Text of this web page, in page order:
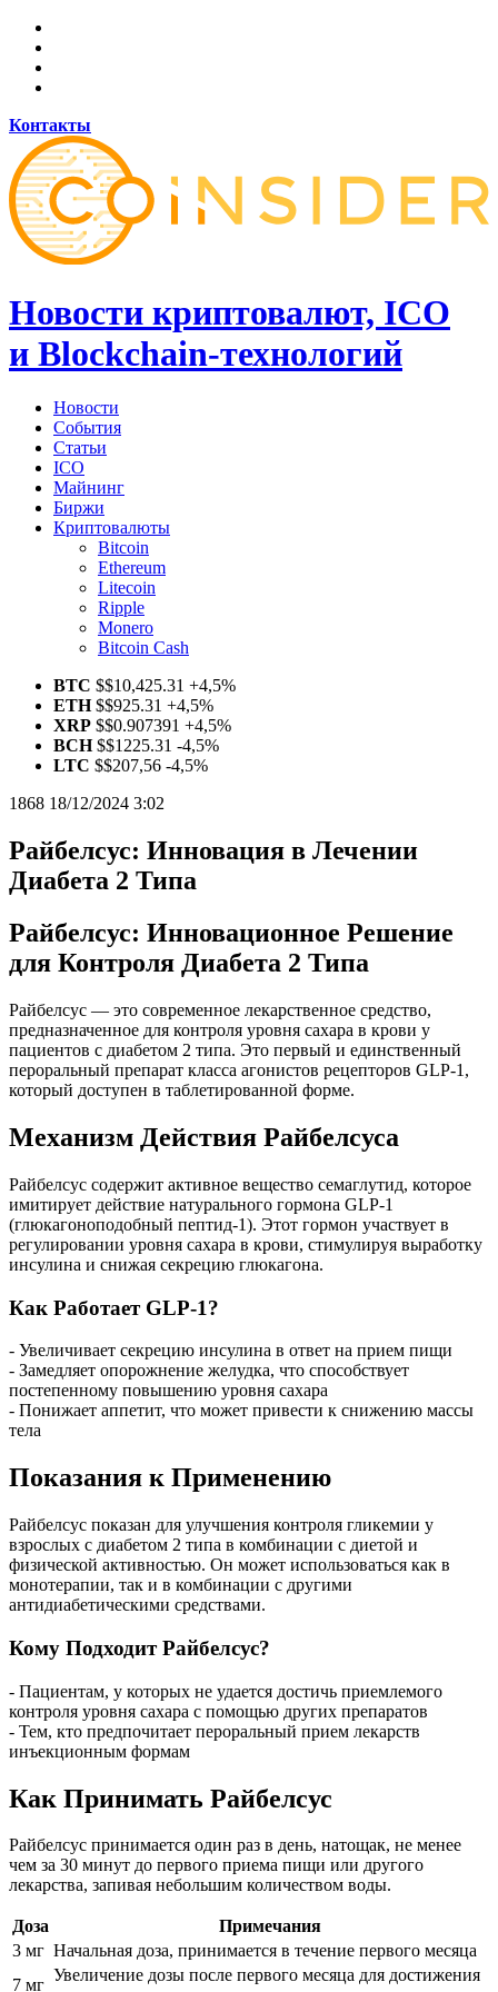
Контакты
Новости криптовалют, ICO
и Blockchain-технологий
Новости
События
Статьи
ICO
Майнинг
Биржи
Криптовалюты
Bitcoin
Ethereum
Litecoin
Ripple
Monero
Bitcoin Cash
BTC $$10,425.31 +4,5%
ETH$$925.31 +4,5%
XRP $$0.907391 +4,5%
BCH$$1225.31 -4,5%
LTC $$207,56 -4,5%
1868 18/12/2024 3:02
Райбелсус: Инновация в Лечении
Диабета 2 Типа
Райбелсус: Инновационное Решение
для Контроля Диабета 2 Типа
Райбелсус — это современное лекарственное средство,
предназначенное для контроля уровня сахара в крови у
пациентов с диабетом 2 типа. Это первый и единственный
пероральный препарат класса агонистов рецепторов GLP-1,
который доступен в таблетированной форме.
Механизм Действия Райбелсуса
Райбелсус содержит активное вещество семаглутид, которое
имитирует действие натурального гормона GLP-1
(глюкагоноподобный пептид-1). Этот гормон участвует в
регулировании уровня сахара в крови, стимулируя выработку
инсулина и снижая секрецию глюкагона.
Как Работает GLP-1?
- Увеличивает секрецию инсулина в ответ на прием пищи
- Замедляет опорожнение желудка, что способствует
постепенному повышению уровня сахара
- Понижает аппетит, что может привести к снижению массы
тела
Показания к Применению
Райбелсус показан для улучшения контроля гликемии у
взрослых с диабетом 2 типа в комбинации с диетой и
физической активностью. Он может использоваться как в
монотерапии, так и в комбинации с другими
антидиабетическими средствами.
Кому Подходит Райбелсус?
- Пациентам, у которых не удается достичь приемлемого
контроля уровня сахара с помощью других препаратов
- Тем, кто предпочитает пероральный прием лекарств
инъекционным формам
Как Принимать Райбелсус
Райбелсус принимается один раз в день, натощак, не менее
чем за 30 минут до первого приема пищи или другого
лекарства, запивая небольшим количеством воды.
Доза
Примечания
3 мг Начальная доза, принимается в течение первого месяца
7 мг
Увеличение дозы после первого месяца для достижения